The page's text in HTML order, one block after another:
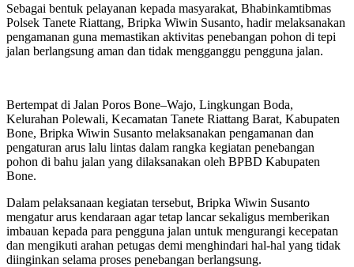
Sebagai bentuk pelayanan kepada masyarakat, Bhabinkamtibmas
Polsek Tanete Riattang, Bripka Wiwin Susanto, hadir melaksanakan
pengamanan guna memastikan aktivitas penebangan pohon di tepi
jalan berlangsung aman dan tidak mengganggu pengguna jalan.
Bertempat di Jalan Poros Bone–Wajo, Lingkungan Boda,
Kelurahan Polewali, Kecamatan Tanete Riattang Barat, Kabupaten
Bone, Bripka Wiwin Susanto melaksanakan pengamanan dan
pengaturan arus lalu lintas dalam rangka kegiatan penebangan
pohon di bahu jalan yang dilaksanakan oleh BPBD Kabupaten
Bone.
Dalam pelaksanaan kegiatan tersebut, Bripka Wiwin Susanto
mengatur arus kendaraan agar tetap lancar sekaligus memberikan
imbauan kepada para pengguna jalan untuk mengurangi kecepatan
dan mengikuti arahan petugas demi menghindari hal-hal yang tidak
diinginkan selama proses penebangan berlangsung.